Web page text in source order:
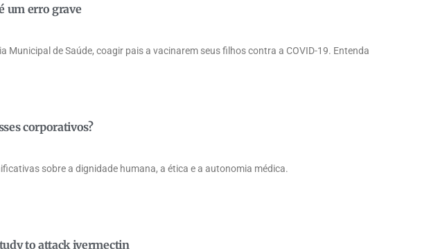
um erro grave
Municipal de Saúde, coagir pais a vacinarem seus filhos contra a COVID-19. Entenda
corporativos?
sobre a dignidade humana, a ética e a autonomia médica.
to attack ivermectin